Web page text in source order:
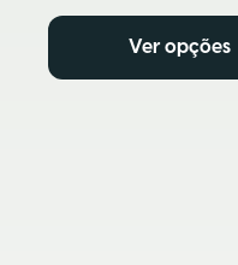
Ver opções